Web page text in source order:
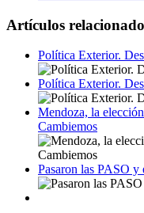
Artículos
Política Exterior.
Política Exterior.
Mendoza, la
Cambiemos
Pasaron las PASO y